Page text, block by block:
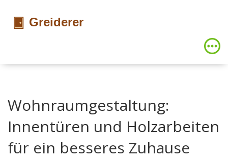
Wohnraumgestaltung:
Innentüren und Holzarbeiten
für ein besseres Zuhause